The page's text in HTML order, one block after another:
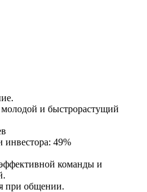
и быстрорастущий
инвестора: 49%
команды и
при общении.